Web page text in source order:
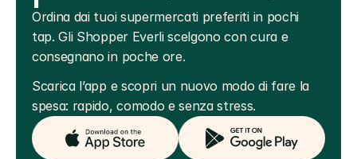
Ordina dai tuoi supermercati preferiti in pochi
tap. Gli Shopper Everli scelgono con cura e
consegnano in poche ore.
Scarica l’app e scopri un nuovo modo di fare la
spesa: rapido, comodo e senza stress.